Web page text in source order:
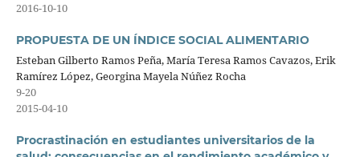
2016-10-10
PROPUESTA DE UN ÍNDICE SOCIAL ALIMENTARIO
Esteban Gilberto Ramos Peña, María Teresa Ramos Cavazos, Erik
Ramírez López, Georgina Mayela Núñez Rocha
9-20
2015-04-10
Procrastinación en estudiantes universitarios de la